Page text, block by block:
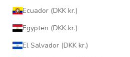
Ecuador (DKK kr.)
Egypten (DKK kr.)
El Salvador (DKK kr.)